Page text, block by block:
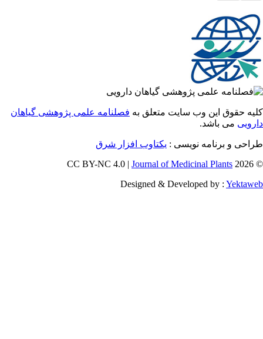
حقوق این وب سایت متعلق بهفصلنامه علمی پژوهشی گیاهان
می باشد.
و برنامه نویسی :یکتاوب افزار شرق
Journal of Medicinal Plants
Designed & Developed by :